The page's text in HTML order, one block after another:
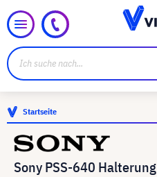
Startseite
Sony PSS-640 Halterung